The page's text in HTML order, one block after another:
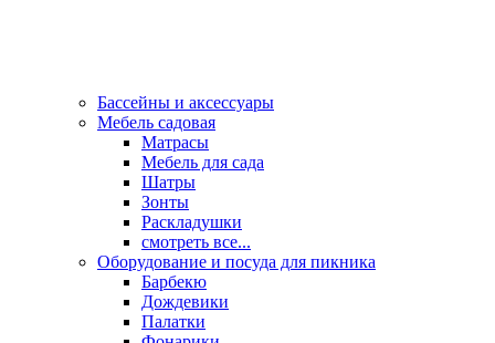
Бассейны и аксессуары
Мебель садовая
Матрасы
Мебель для сада
Шатры
Зонты
Раскладушки
смотреть все...
Оборудование и посуда для пикника
Барбекю
Дождевики
Палатки